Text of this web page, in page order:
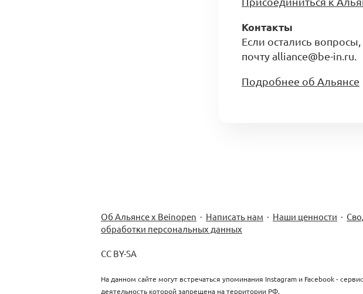
Контакты
Если остались
почту alliance@be-in.ru.
Подробнее об Альянсе
Об Альянсе х Beinopen · Написать нам · Наши ценности ·
обработки персональных данных
CC BY-SA
На данном сайте могут встречаться упоминания Instagram и Facebook -
деятельность которой запрещена на территории РФ.